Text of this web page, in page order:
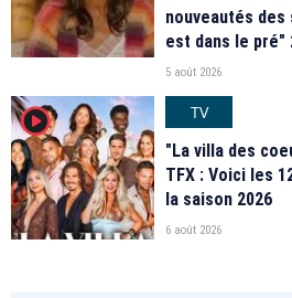
nouveautés des
est dans le pré"
5 août 2026
player2
TV
"La villa des
TFX : Voici les
la saison 2026
6 août 2026